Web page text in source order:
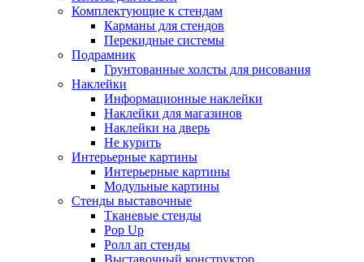
Комплектующие к стендам
Карманы для стендов
Перекидные системы
Подрамник
Грунтованные холсты для рисования
Наклейки
Информационные наклейки
Наклейки для магазинов
Наклейки на дверь
Не курить
Интерьерные картины
Интерьерные картины
Модульные картины
Стенды выставочные
Тканевые стенды
Pop Up
Ролл ап стенды